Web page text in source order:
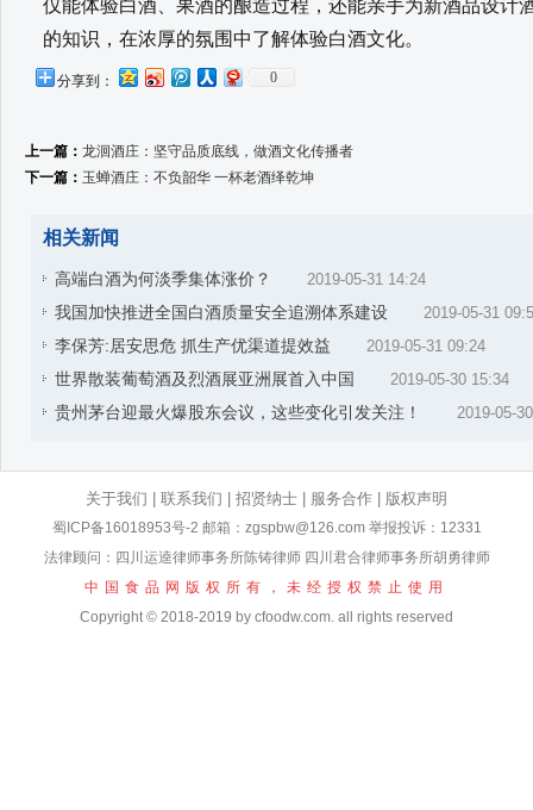
仅能体验白酒、果酒的酿造过程，还能亲手为新酒品设计
的知识，在浓厚的氛围中了解体验白酒文化。
分享到： 0
上一篇： 龙洄酒庄：坚守品质底线，做酒文化传播者
下一篇： 玉蝉酒庄：不负韶华 一杯老酒绎乾坤
相关新闻
高端白酒为何淡季集体涨价？ 2019-05-31 14:24
我国加快推进全国白酒质量安全追溯体系建设 2019-05-31
李保芳:居安思危 抓生产优渠道提效益 2019-05-31 09:24
世界散装葡萄酒及烈酒展亚洲展首入中国 2019-05-30 15:34
贵州茅台迎最火爆股东会议，这些变化引发关注！ 2019-05-
关于我们 联系我们 招贤纳士 服务合作 版权声明
蜀ICP备16018953号-2 邮箱：zgspbw@126.com 举报投诉：12331
法律顾问：四川运逵律师事务所陈铸律师 四川君合律师事务所胡勇律师
中国食品网版权所有，未经授权禁止使用
Copyright © 2018-2019 by cfoodw.com. all rights reserved